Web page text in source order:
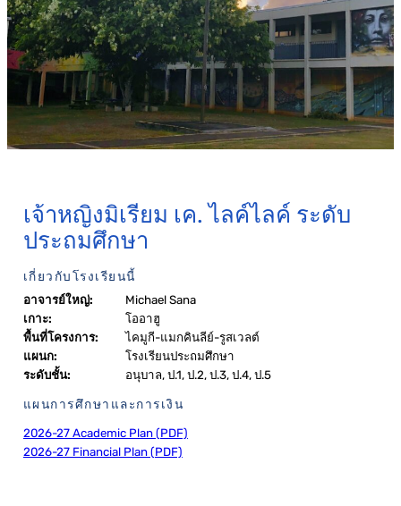
เจ้าหญิงมิเรียม เค. ไลค์ไลค์ ระดับ
ประถมศึกษา
เกี่ยวกับโรงเรียนนี้
อาจารย์ใหญ่:
Michael Sana
เกาะ:
โออาฮู
พื้นที่โครงการ:
ไคมูกี-แมกคินลีย์-รูสเวลต์
แผนก:
โรงเรียนประถมศึกษา
ระดับชั้น:
อนุบาล, ป.1, ป.2, ป.3, ป.4, ป.5
แผนการศึกษาและการเงิน
2026-27 Academic Plan (PDF)
2026-27 Financial Plan (PDF)